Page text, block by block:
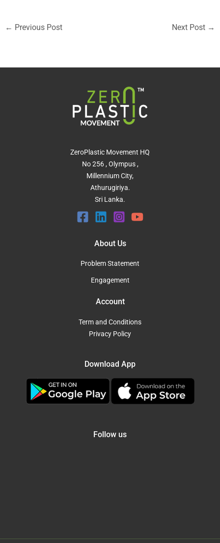
← Previous Post Next Post →
ZeroPlastic Movement HQ
No 256 , Olympus ,
Millennium City,
Athurugiriya.
Sri Lanka.
About Us
Problem Statement
Engagement
Account
Term and Conditions
Privacy Policy
Download App
Follow us